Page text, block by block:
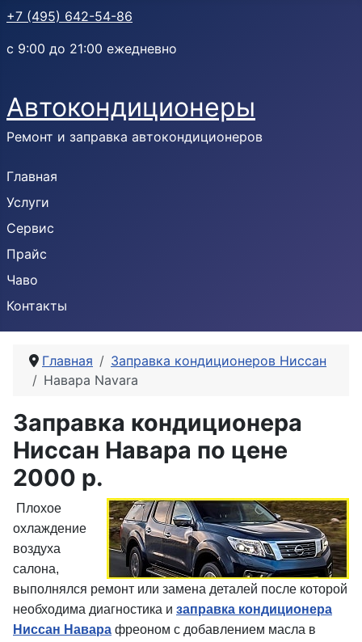
+7 (495) 642-54-86
с 9:00 до 21:00 ежедневно
Автокондиционеры
Ремонт и заправка автокондиционеров
Главная
Услуги
Сервис
Прайс
Чаво
Контакты
Главная
Заправка кондиционеров Ниссан
Навара Navara
Заправка кондиционера
Ниссан Навара по цене
2000 р.
Плохое
охлаждение
воздуха
салона,
выполнялся ремонт или замена деталей после которой
необходима диагностика и заправка кондиционера
Ниссан Навара фреоном с добавлением масла в